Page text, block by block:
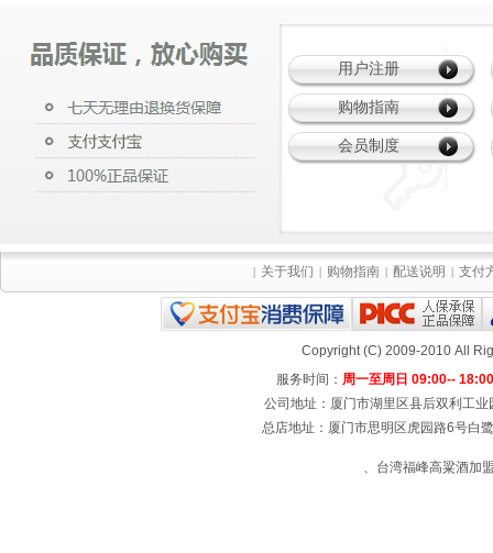
Copyright (C) 2009-2010 All
服务时间： 周一至周日 09:00-- 18:00
公司地址：厦门市湖里区县后双利工
总店地址：厦门市思明区虎园路6号白
、台湾福峰高粱酒加
| 关于我们 | 购物指南 | 配送说明 | 支付
用户注册
购物指南
会员制度